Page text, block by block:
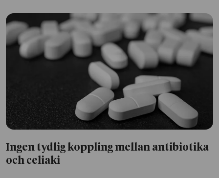
Ingen tydlig koppling mellan antibiotika
och celiaki